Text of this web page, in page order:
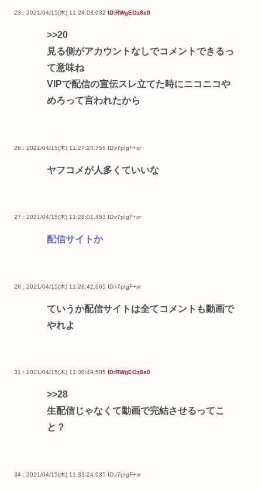
23 : 2021/04/15(木) 11:24:03.032 ID:RWgEOz8s0
>>20
見る側がアカウントなしでコメントできるっ
て意味ね
VIPで配信の宣伝スレ立てた時にニコニコや
めろって言われたから
26 : 2021/04/15(木) 11:27:24.755 ID:r7pIgF+xr
ヤフコメが人多くていいな
27 : 2021/04/15(木) 11:28:01.453 ID:r7pIgF+xr
配信サイトか
28 : 2021/04/15(木) 11:28:42.665 ID:r7pIgF+xr
ていうか配信サイトは全てコメントも動画で
やれよ
31 : 2021/04/15(木) 11:30:49.505 ID:RWgEOz8s0
>>28
生配信じゃなくて動画で完結させるってこ
と？
34 : 2021/04/15(木) 11:33:24.935 ID:r7pIgF+xr